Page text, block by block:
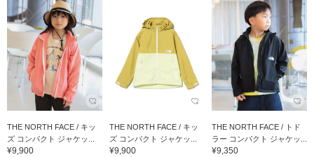
THE NORTH FACE / キッ
ズ コンパクト ジャケッ...
¥9,900
THE NORTH FACE / キッ
ズ コンパクト ジャケッ...
¥9,900
THE NORTH FACE / トド
ラー コンパクト ジャケッ...
¥9,350